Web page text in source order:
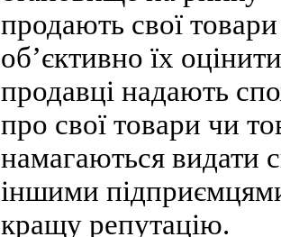
продають свої
об’єктивно їх
продавці надають
про свої товари чи
намагаються видати
іншими
кращу репутацію.